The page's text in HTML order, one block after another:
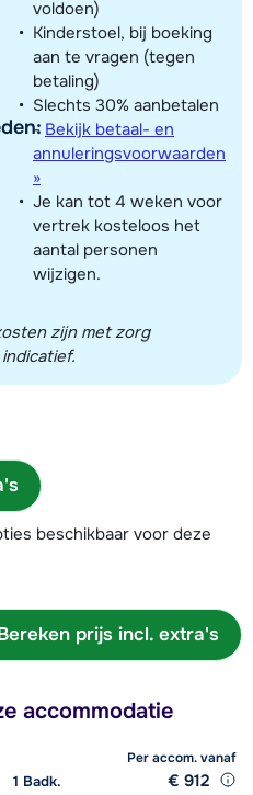
voldoen)
Kinderstoel, bij boeking
aan te vragen (tegen
betaling)
Slechts 30% aanbetalen
- Bekijk betaal- en
annuleringsvoorwaarden
»
Je kan tot 4 weken voor
vertrek kosteloos het
aantal personen
wijzigen.
zijn met zorg
beschikbaar voor deze
prijs incl. extra's
accommodatie
Per accom.vanaf
1 Badk. € 912